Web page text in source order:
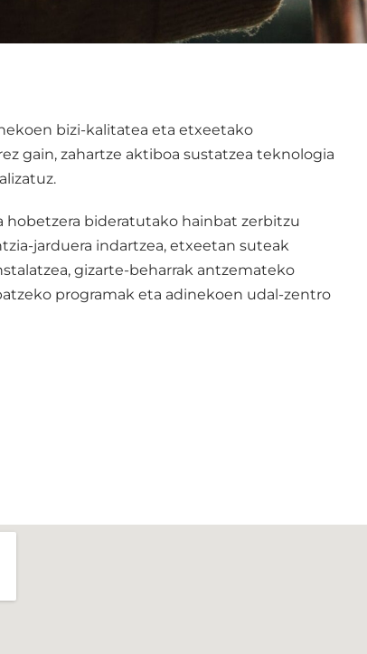
bizi-kalitatea eta etxeetako
gain, zahartze aktiboa sustatzea teknologia
hobetzera bideratutako hainbat zerbitzu
jarduera indartzea, etxeetan suteak
gizarte-beharrak antzemateko
programak eta adinekoen udal-zentro